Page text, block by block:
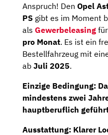
Anspruch! Den Opel
PS gibt es im Moment
als Gewerbeleasing
pro Monat. Es ist ein
Bestellfahrzeug mit
ab Juli 2025.
Einzige Bedingung:
mindestens zwei
hauptberuflich
Ausstattung: Klarer